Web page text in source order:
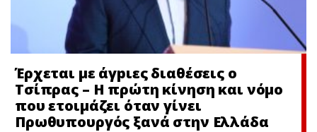
Έρχεται με άγpιες διαθέσεις ο
Τσίπρας – Η πρώτη κίνηση και νόμο
που ετοιμάζει όταν γίνει
Πρωθυπουργός ξανά στην Ελλάδα